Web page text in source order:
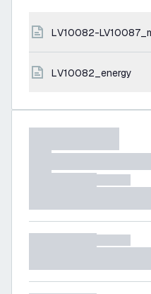
LV10082-
LV10082_energy